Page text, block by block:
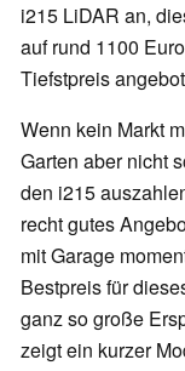
i215 LiDAR an,
auf rund 1100
Tiefstpreis
Wenn kein Markt
Garten aber nicht
den i215
recht gutes
mit Garage
Bestpreis für
ganz so große
zeigt ein kurzer